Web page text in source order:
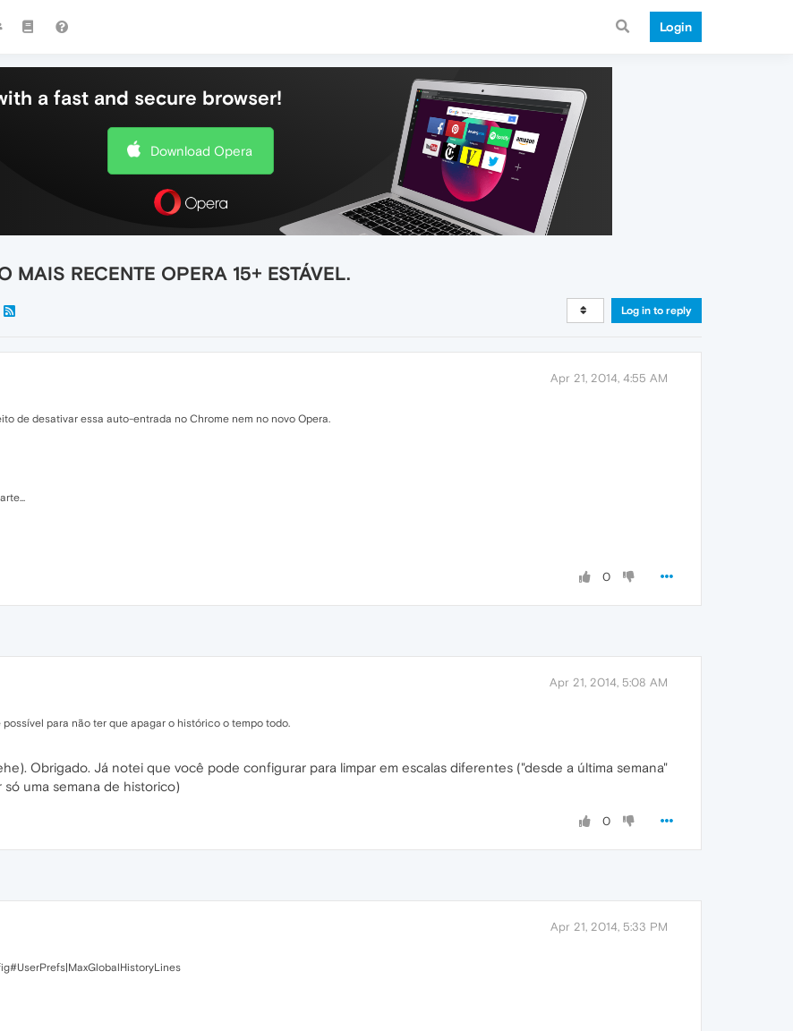
Login
a fast and secure browser!
Download Opera
MAIS RECENTE OPERA 15+ ESTÁVEL.
Log in to reply
Apr 21, 2014, 4:55 AM
de desativar essa auto-entrada no Chrome nem no novo Opera.
0
Apr 21, 2014, 5:08 AM
para não ter que apagar o histórico o tempo todo.
Obrigado. Já notei que você pode configurar para limpar em escalas diferentes ("desde a última semana"
uma semana de historico)
0
Apr 21, 2014, 5:33 PM